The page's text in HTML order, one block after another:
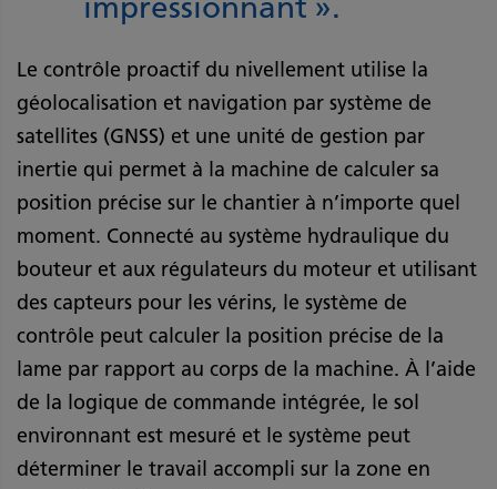
Le contrôle proactif du nivellement utilise la
géolocalisation et navigation par système de
satellites (GNSS) et une unité de gestion par
inertie qui permet à la machine de calculer sa
position précise sur le chantier à n’importe quel
moment. Connecté au système hydraulique du
bouteur et aux régulateurs du moteur et utilisant
des capteurs pour les vérins, le système de
contrôle peut calculer la position précise de la
lame par rapport au corps de la machine. À l’aide
de la logique de commande intégrée, le sol
environnant est mesuré et le système peut
déterminer le travail accompli sur la zone en